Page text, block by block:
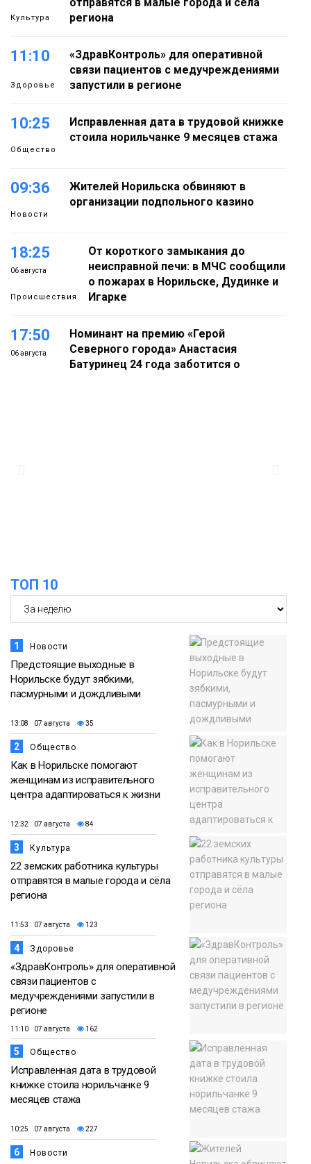
Культура
региона
11:10
Здоровье
«ЗдравКонтроль» для оперативной
связи пациентов с медучреждениями
запустили в регионе
10:25
Общество
Исправленная дата в трудовой книжке
стоила норильчанке 9 месяцев стажа
09:36
Новости
Жителей Норильска обвиняют в
организации подпольного казино
18:25
06 августа
Происшествия
От короткого замыкания до
неисправной печи: в МЧС сообщили
о пожарах в Норильске, Дудинке и
Игарке
17:50
06 августа
Номинант на премию «Герой
Северного города» Анастасия
Батуринец 24 года заботится о
ТОП 10
1 Новости
Предстоящие выходные в
Норильске будут зябкими,
пасмурными и дождливыми
13:08 07 августа 35
2 Общество
Как в Норильске помогают
женщинам из исправительного
центра адаптироваться к жизни
12:32 07 августа 84
3 Культура
22 земских работника культуры
отправятся в малые города и сёла
региона
11:53 07 августа 123
4 Здоровье
«ЗдравКонтроль» для оперативной
связи пациентов с
медучреждениями запустили в
регионе
11:10 07 августа 162
5 Общество
Исправленная дата в трудовой
книжке стоила норильчанке 9
месяцев стажа
10:25 07 августа 227
6 Новости